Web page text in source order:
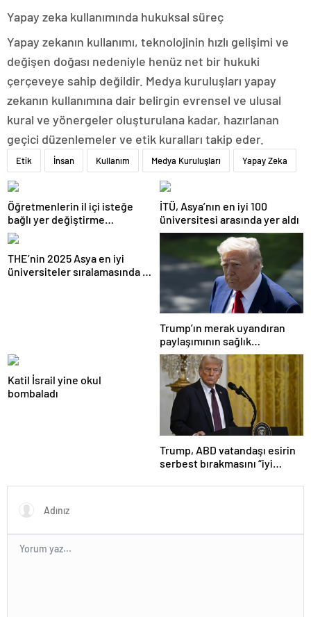
Yapay zeka kullanımında hukuksal süreç
Yapay zekanın kullanımı, teknolojinin hızlı gelişimi ve
değişen doğası nedeniyle henüz net bir hukuki
çerçeveye sahip değildir. Medya kuruluşları yapay
zekanın kullanımına dair belirgin evrensel ve ulusal
kural ve yönergeler oluşturulana kadar, hazırlanan
geçici düzenlemeler ve etik kuralları takip eder.
Etik İnsan Kullanım Medya Kuruluşları Yapay Zeka
Öğretmenlerin il içi isteğe
bağlı yer değiştirme
başvuruları ne zaman?
İTÜ, Asya’nın en iyi 100
üniversitesi arasında yer aldı
THE’nin 2025 Asya en iyi
üniversiteler sıralamasında 4
Trump’ın merak uyandıran
paylaşımının sağlık
sistemiyle ilgili kararname
olduğu anlaşıldı
Katil İsrail yine okul
bombaladı
Trump, ABD vatandaşı esirin
serbest bırakmasını “iyi
olarak değerlendirdi